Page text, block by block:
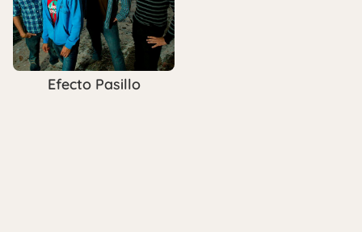
Efecto Pasillo